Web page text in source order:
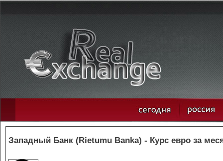
Западный Банк (Rietumu Banka) - Курс евро за